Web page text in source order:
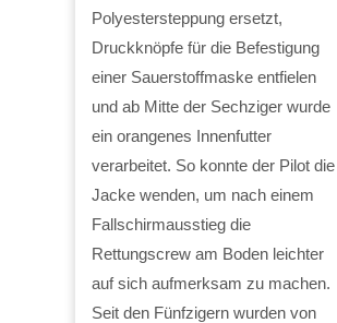
Polyestersteppung ersetzt,
Druckknöpfe für die Befestigung
einer Sauerstoffmaske entfielen
und ab Mitte der Sechziger wurde
ein orangenes Innenfutter
verarbeitet. So konnte der Pilot die
Jacke wenden, um nach einem
Fallschirmausstieg die
Rettungscrew am Boden leichter
auf sich aufmerksam zu machen.
Seit den Fünfzigern wurden von